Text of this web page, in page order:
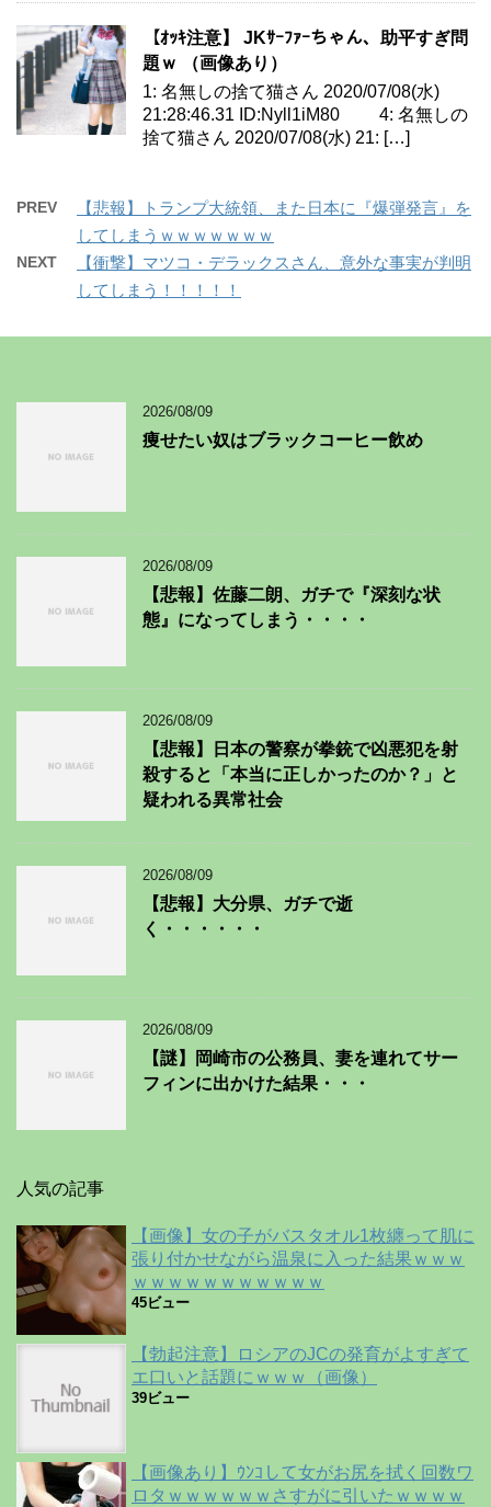
【ｵｯｷ注意】 JKｻｰﾌｧｰちゃん、助平すぎ問
題ｗ （画像あり）
1: 名無しの捨て猫さん 2020/07/08(水)
21:28:46.31 ID:Nyll1iM80 4: 名無しの
捨て猫さん 2020/07/08(水) 21: […]
PREV
【悲報】トランプ大統領、また日本に『爆弾発言』を
してしまうｗｗｗｗｗｗｗ
NEXT
【衝撃】マツコ・デラックスさん、意外な事実が判明
してしまう！！！！！
2026/08/09
痩せたい奴はブラックコーヒー飲め
2026/08/09
【悲報】佐藤二朗、ガチで『深刻な状
態』になってしまう・・・・
2026/08/09
【悲報】日本の警察が拳銃で凶悪犯を射
殺すると「本当に正しかったのか？」と
疑われる異常社会
2026/08/09
【悲報】大分県、ガチで逝
く・・・・・・
2026/08/09
【謎】岡崎市の公務員、妻を連れてサー
フィンに出かけた結果・・・
人気の記事
【画像】女の子がバスタオル1枚纏って肌に
張り付かせながら温泉に入った結果ｗｗｗ
ｗｗｗｗｗｗｗｗｗｗｗ
45ビュー
【勃起注意】ロシアのJCの発育がよすぎて
エ口いと話題にｗｗｗ（画像）
39ビュー
【画像あり】ｳﾝｺして女がお尻を拭く回数ワ
ロタｗｗｗｗｗｗさすがに引いたｗｗｗｗ